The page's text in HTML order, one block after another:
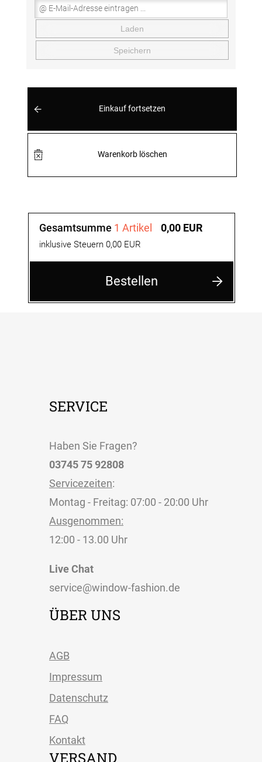
Laden
Speichern
Einkauf fortsetzen
Warenkorb löschen
Gesamtsumme 1 Artikel
inklusive Steuern 0,00 EUR
0,00 EUR
Bestellen
SERVICE
Haben Sie Fragen?
03745 75 92808
Servicezeiten:
Montag - Freitag: 07:00 - 20:00 Uhr
Ausgenommen:
12:00 - 13.00 Uhr
Live Chat
service@window-fashion.de
ÜBER UNS
AGB
Impressum
Datenschutz
FAQ
Kontakt
VERSAND